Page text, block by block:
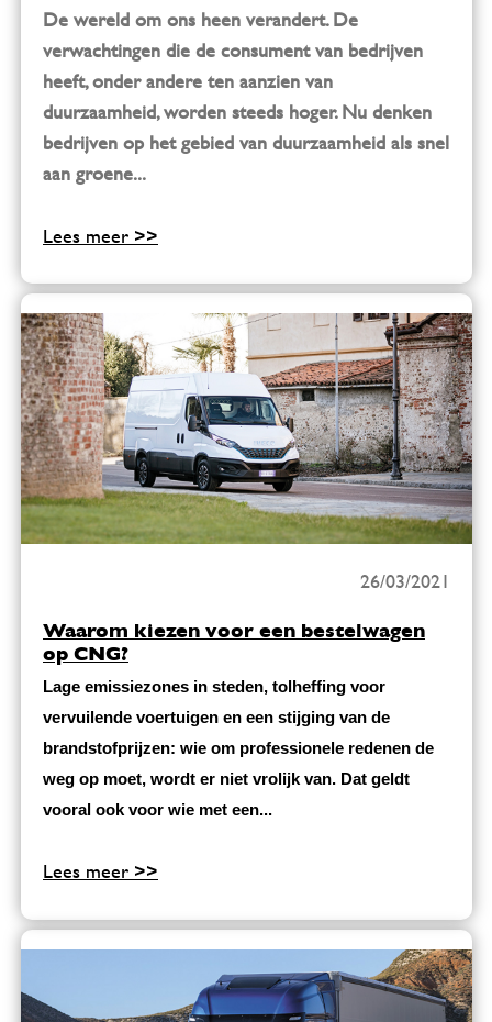
De wereld om ons heen verandert. De
verwachtingen die de consument van bedrijven
heeft, onder andere ten aanzien van
duurzaamheid, worden steeds hoger. Nu denken
bedrijven op het gebied van duurzaamheid als snel
aan groene...
Lees meer >>
26/03/2021
Waarom kiezen voor een bestelwagen
op CNG?
Lage emissiezones in steden, tolheffing voor
vervuilende voertuigen en een stijging van de
brandstofprijzen: wie om professionele redenen de
weg op moet, wordt er niet vrolijk van. Dat geldt
vooral ook voor wie met een...
Lees meer >>